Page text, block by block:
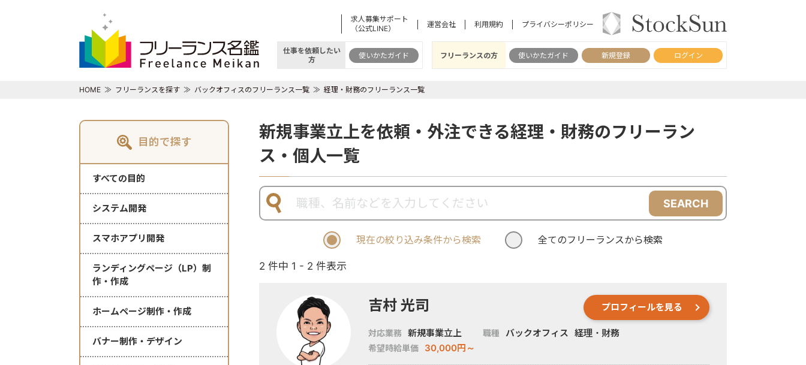
求人募集サポート
（公式LINE）
運営会社 利用規約 プライバシーポリシー
仕事を依頼したい
方
使いかたガイド フリーランスの方 使いかたガイド 新規登録 ログイン
HOME フリーランスを探す バックオフィスのフリーランス一覧 経理・財務のフリーランス一覧
目的で探す
すべての目的
システム開発
スマホアプリ開発
ランディングページ（LP）制
作・作成
ホームページ制作・作成
バナー制作・デザイン
新規事業立上を依頼・外注できる経理・財務のフリーラン
ス・個人一覧
SEARCH
現在の絞り込み条件から検索 全てのフリーランスから検索
2 件中 1 - 2 件表示
吉村 光司 プロフィールを見る
対応業務 新規事業立上 職種 バックオフィス 経理・財務
希望時給単価 30,000円～